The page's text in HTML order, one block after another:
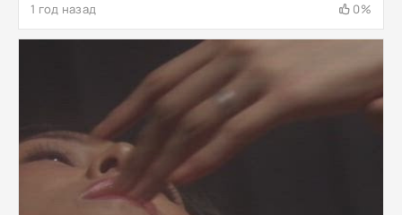
1 год назад 0%